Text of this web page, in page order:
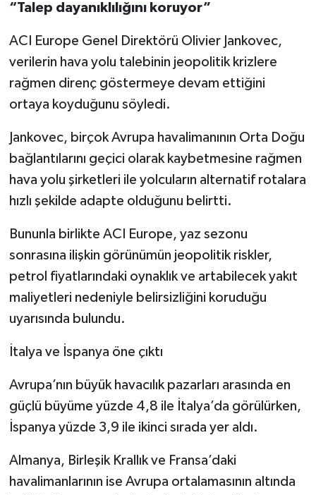
“Talep dayanıklılığını koruyor”
ACI Europe Genel Direktörü Olivier Jankovec,
verilerin hava yolu talebinin jeopolitik krizlere
rağmen direnç göstermeye devam ettiğini
ortaya koyduğunu söyledi.
Jankovec, birçok Avrupa havalimanının Orta Doğu
bağlantılarını geçici olarak kaybetmesine rağmen
hava yolu şirketleri ile yolcuların alternatif rotalara
hızlı şekilde adapte olduğunu belirtti.
Bununla birlikte ACI Europe, yaz sezonu
sonrasına ilişkin görünümün jeopolitik riskler,
petrol fiyatlarındaki oynaklık ve artabilecek yakıt
maliyetleri nedeniyle belirsizliğini koruduğu
uyarısında bulundu.
İtalya ve İspanya öne çıktı
Avrupa’nın büyük havacılık pazarları arasında en
güçlü büyüme yüzde 4,8 ile İtalya’da görülürken,
İspanya yüzde 3,9 ile ikinci sırada yer aldı.
Almanya, Birleşik Krallık ve Fransa’daki
havalimanlarının ise Avrupa ortalamasının altında